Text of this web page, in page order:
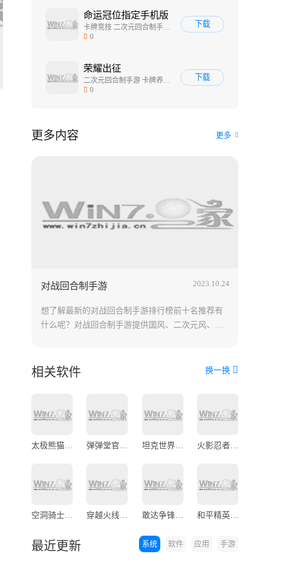
命运冠位指定手机版
卡牌竞技 二次元回合制手游 二次元战斗手游
0
下载
荣耀出征
二次元回合制手游 卡牌养成类手游
0
下载
更多内容 更多
对战回合制手游 2023.10.24
想了解最新的对战回合制手游排行榜前十名推荐有
什么呢？对战回合制手游提供国风、二次元风、卡
一个全新的畅快战斗体验。那么最火最好玩的对战
相关软件 换一换
坦克世界闪击战官网版 火影忍者腾讯官网版
敢达争锋对决手机官网版 和平精英正版最新版2023
最近更新 手游
应用
软件
系统